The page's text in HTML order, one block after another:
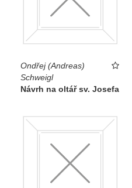
Ondřej (Andreas)
Schweigl
Návrh na oltář sv. Josefa